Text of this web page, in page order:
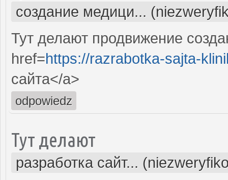
создание медици...
Тут делают продвижение
href=https://razrabotka-sajta-
сайта</a>
odpowiedz
Тут делают
разработка сайт...